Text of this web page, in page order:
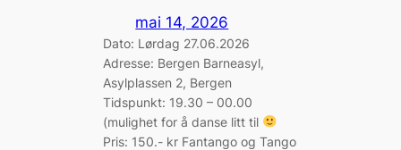
mai 14, 2026
Dato: Lørdag 27.06.2026
Adresse: Bergen Barneasyl,
Asylplassen 2, Bergen
Tidspunkt: 19.30 – 00.00
(mulighet for å danse litt til
Pris: 150.- kr Fantango og Tango